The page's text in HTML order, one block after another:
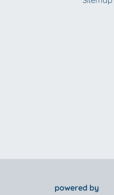
powered by